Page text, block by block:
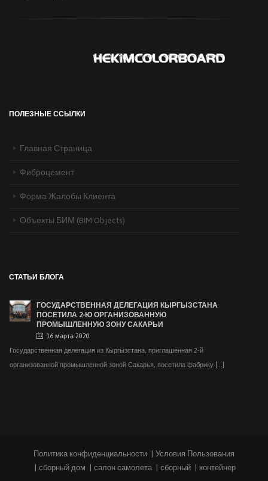
ПОЛЕЗНЫЕ ССЫЛКИ
Главная Страница
Фиброцемент
Форма Жалобы Клиента
Объекты БИМ (BIM Objects)
СТАТЬИ БЛОГА
МЫ ПРОВЕЛИ НАШ ТРАДИЦИОННЫЙ ИФТАР В
28 мая 2019
й Международной турецко-арабской [...]
ГОСУДАРСТВЕННАЯ ДЕЛЕГАЦИЯ КЫРГЫЗСТАНА
ПОСЕТИЛА 2-Ю ОРГАНИЗОВАННУЮ
ПРОМЫШЛЕННУЮ ЗОНУ САКАРЬИ
16 марта 2020
Государственная делегация из Кыргызстана, приглашенная 2-й
организованной промышленной зоной Сакарья, посетила фабрику [...]
9 июля 2019
Компания Hekim Yapı A.Ş. лидер отрасли с момента своего основания в
Политика конфиденциальности
Условия Пользования
сборный дом
салон самолета сборный контейнер